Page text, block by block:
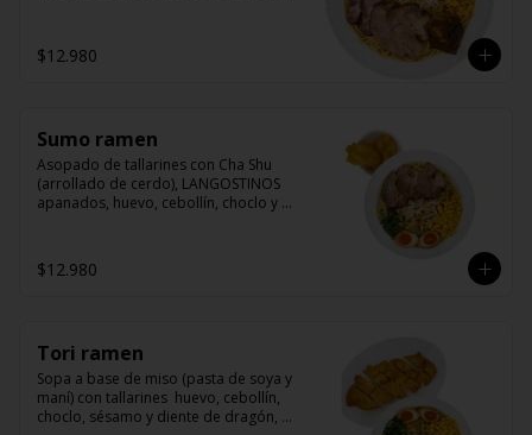
$12.980
Sumo ramen
Asopado de tallarines con Cha Shu
(arrollado de cerdo), LANGOSTINOS
apanados, huevo, cebollín, choclo y
maní y sésamo.
$12.980
Tori ramen
Sopa a base de miso (pasta de soya y
maní) con tallarines  huevo, cebollín,
choclo, sésamo y diente de dragón,